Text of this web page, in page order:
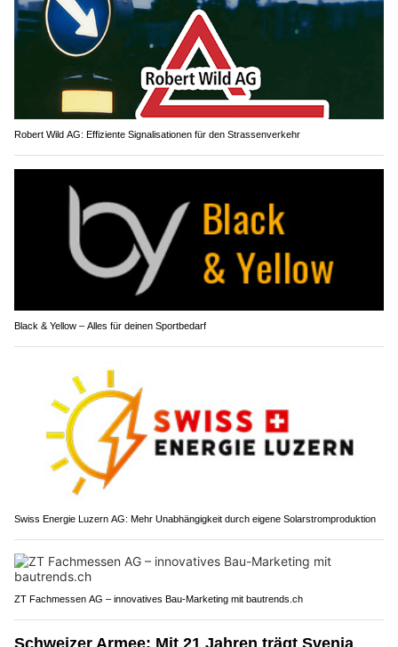
Robert Wild AG: Effiziente Signalisationen für den Strassenverkehr
Black & Yellow – Alles für deinen Sportbedarf
Swiss Energie Luzern AG: Mehr Unabhängigkeit durch eigene Solarstromproduktion
ZT Fachmessen AG – innovatives Bau-Marketing mit bautrends.ch
Schweizer Armee: Mit 21 Jahren trägt Svenja